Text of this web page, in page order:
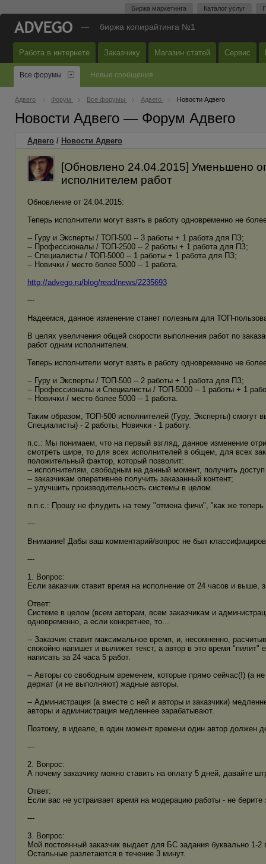
Биржа маркетинга Каталог услуг
— биржа копирайтинга №1
Работа в интернете Заказчику Магазин статей Сервис
Все форумы Новые сообщения
Адвего Форум Все форумы Адвего Новости Адвего
Новости Адвего — Форум Адвего
Адвего / Новости Адвего
[Обновлено 24.04.2015] Уменьшено
исполнителем работ
Обновление от 24.04.2015:
Теперь исполнители могут взять в работу одновременно не
-- Гуру и Эксперты / ТОП-500 -- 3 работы + 1 работа для ПЗ;
-- Профессионалы / ТОП-2500 -- 2 работы + 1 работа для ПЗ;
-- Специалисты / ТОП-5000 -- 1 работы + 1 работа для ПЗ;
-- Новички / место более 5000 -- 1 работа.
http://advego.ru/blog/read/news/2235693
---
Надеемся, данное изменение станет полезным для ТОП-
В целях увеличения общей скорости выполнения работ по
работ одним исполнителем.
Теперь исполнители могут взять в работу одновременно не
-- Гуру и Эксперты / ТОП-500 -- 2 работы + 1 работа для ПЗ;
-- Профессионалы и Специалисты / ТОП-5000 -- 1 работы + 1
-- Новички / место более 5000 -- 1 работа.
Таким образом, ТОП-500 исполнителей (Гуру, Эксперты)
Специалисты) - 2 работы, Новички - 1 работу.
п.с.: Мы понимаем, что на первый взгляд, данное изменение
смотреть шире, то для всех исполнителей в общем, для всех
положительный фактор, который позволит:
-- исполнителям, свободным на данный момент, получить
-- заказчикам оперативнее получить заказанный контент;
-- улучшить производительность системы в целом.
п.п.с.: Прошу не флудить на тему "отмена фичи", "как же теперь
---
Внимание! Дабы ваш комментарий/вопрос не был
---
1. Вопрос:
Если заказчик ставит время на исполнение от 24 часов и выше,
Ответ:
Системе в целом (всем авторам, всем заказчикам и
одновременно, а если конкретнее, то...
-- Заказчик ставит максимальное время, и, несомненно,
спокойно напишет и вылижет текст, а автор в это время
написать за 24 часа 5 работ.
-- Авторы со свободным временем, которые прямо сейчас(!) (а
держат (и не выполняют) жадные авторы.
-- Администрация (а вместе с ней и авторы и заказчики)
авторы и администрация медленнее зарабатывают.
Поэтому, в идеале, в один момент времени один автор должен
---
2. Вопрос:
А почему заказчику можно ставить на оплату 5 дней, давайте
Ответ:
Если вас не устраивает время на модерацию работы - не берите
---
3. Вопрос:
Мой постоянный заказчик выдает для БС задания буквально
Остальные разлетаются в течение 3 минут.